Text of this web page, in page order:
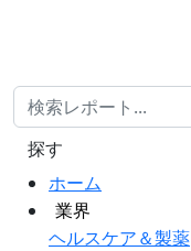
ホーム
業界
ヘルスケア＆製薬
探す